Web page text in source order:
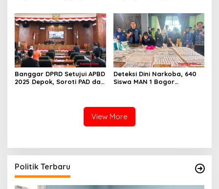
Banggar DPRD Setujui APBD
2025 Depok, Soroti PAD dan
Deteksi Dini Narkoba, 640
Siswa MAN 1 Bogor
View More
Politik Terbaru